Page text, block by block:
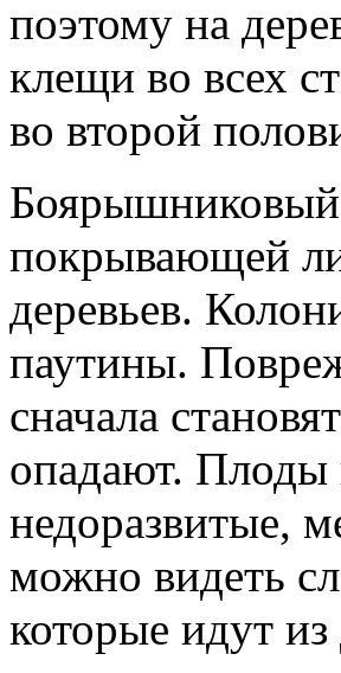
поэтому на
клещи во всех
во второй
покрывающей
деревьев.
паутины.
сначала
опадают. Плоды
недоразвитые,
можно видеть
которые идут